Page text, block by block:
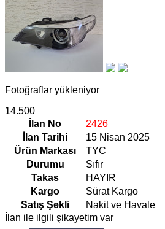
Fotoğraflar yükleniyor
14.500
İlan No
2426
İlan Tarihi
15 Nisan 2025
Ürün Markası
TYC
Durumu
Sıfır
Takas
HAYIR
Kargo
Sürat Kargo
Satış Şekli
Nakit ve Havale
İlan ile ilgili şikayetim var